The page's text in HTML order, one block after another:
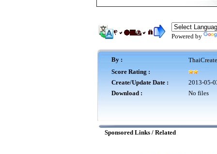
Powered by
By :
Score Rating :
Create/Update Date :
2013-05-
Download :
No files
Sponsored Links / Related